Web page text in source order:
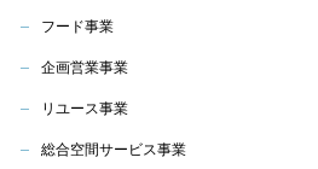
フード事業
企画営業事業
リユース事業
総合空間サービス事業